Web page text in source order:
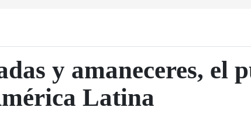
y amaneceres, el
Latina